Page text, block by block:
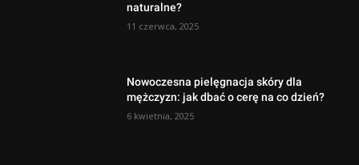
naturalne?
11 czerwca, 2025
Nowoczesna pielęgnacja skóry dla
mężczyzn: jak dbać o cerę na co dzień?
6 kwietnia, 2025